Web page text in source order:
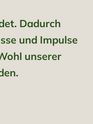
Dadurch
und Impulse
unserer